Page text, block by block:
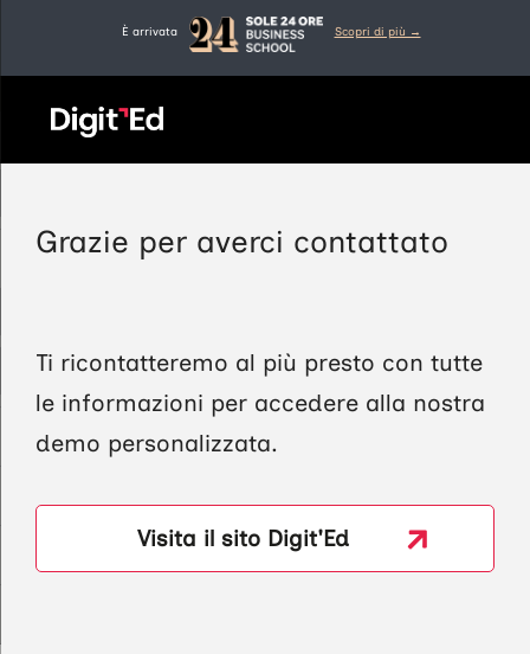
contenuto
È arrivata Scopri di più →
Grazie per averci contattato
Ti ricontatteremo al più presto con tutte
le informazioni per accedere alla nostra
demo personalizzata.
Visita il sito Digit'Ed